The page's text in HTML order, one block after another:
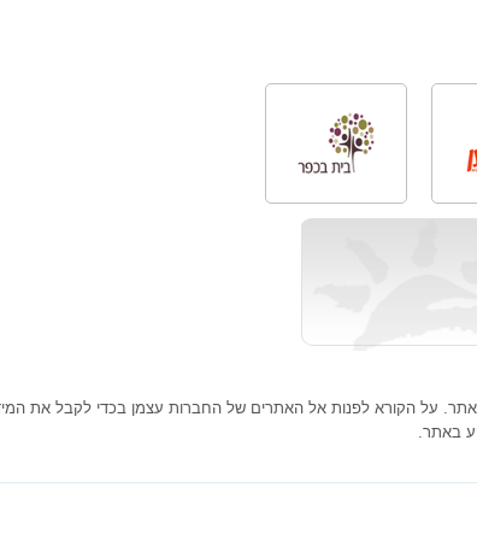
על הקורא לפנות אל האתרים של החברות עצמן בכדי לקבל את המידע
באתר.